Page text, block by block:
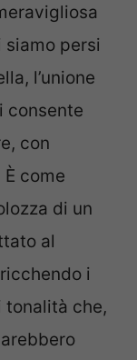
persi
l’unione
consente
con
come
di un
al
i
tonalità che,